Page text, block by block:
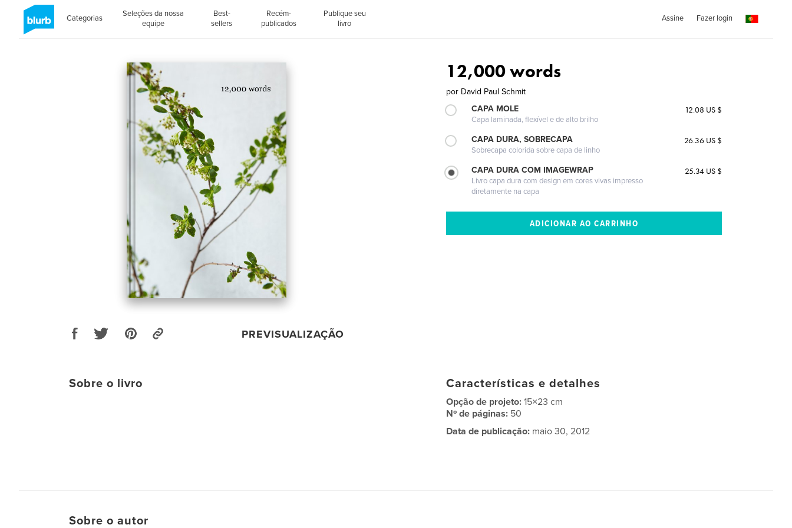
Categorias
Seleções da nossa
equipe
Best-
sellers
Recém-
publicados
Publique seu
livro
Assine Fazer login
PREVISUALIZAÇÃO
12,000 words
por David Paul Schmit
CAPA MOLE
Capa laminada, flexível e de alto brilho
12.08 US $
CAPA DURA, SOBRECAPA
Sobrecapa colorida sobre capa de linho
26.36 US $
CAPA DURA COM IMAGEWRAP
Livro capa dura com design em cores vivas impresso
diretamente na capa
25.34 US $
Sobre o livro Características e detalhes
Opção de projeto:15×23 cm
Nº de páginas: 50
Data de publicação: maio 30, 2012
Sobre o autor